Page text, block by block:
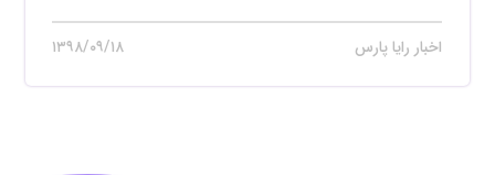
اخبار رایا پارس ۱۳۹۸/۰۹/۱۸